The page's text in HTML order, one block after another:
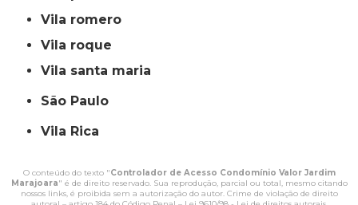
vila romero
vila roque
vila santa maria
São Paulo
Vila Rica
O conteúdo do texto "Controlador de Acesso Condomínio Valor Jardim
Marajoara" é de direito reservado. Sua reprodução, parcial ou total, mesmo citando
nossos links, é proibida sem a autorização do autor. Crime de violação de direito